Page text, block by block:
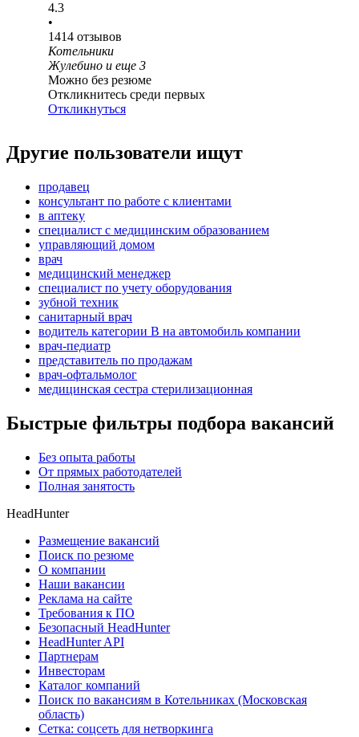
4.3
•
1414 отзывов
Котельники
Жулебино и еще 3
Можно без резюме
Откликнитесь среди первых
Откликнуться
Другие пользователи ищут
продавец
консультант по работе с клиентами
в аптеку
специалист с медицинским образованием
управляющий домом
врач
медицинский менеджер
специалист по учету оборудования
зубной техник
санитарный врач
водитель категории B на автомобиль компании
врач-педиатр
представитель по продажам
врач-офтальмолог
медицинская сестра стерилизационная
Быстрые фильтры подбора вакансий
Без опыта работы
От прямых работодателей
Полная занятость
HeadHunter
Размещение вакансий
Поиск по резюме
О компании
Наши вакансии
Реклама на сайте
Требования к ПО
Безопасный HeadHunter
HeadHunter API
Партнерам
Инвесторам
Каталог компаний
Поиск по вакансиям в Котельниках (Московская
область)
Сетка: соцсеть для нетворкинга